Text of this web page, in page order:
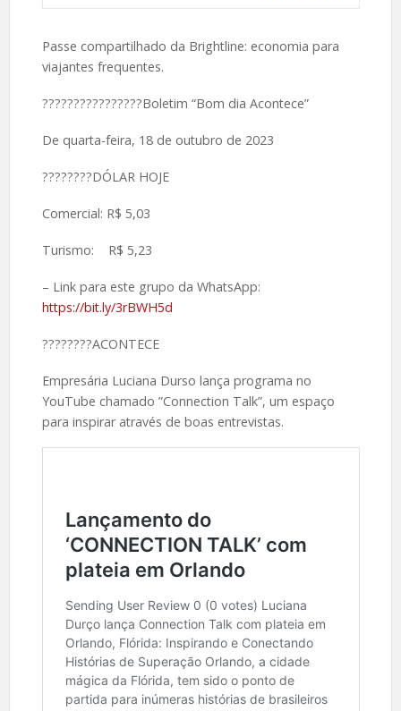
Passe compartilhado da Brightline: economia para
viajantes frequentes.
????????????????Boletim “Bom dia Acontece”
De quarta-feira, 18 de outubro de 2023
????️????DÓLAR HOJE
Comercial: R$ 5,03
Turismo: R$ 5,23
– Link para este grupo da WhatsApp:
https://bit.ly/3rBWH5d
????️????ACONTECE
Empresária Luciana Durso lança programa no
YouTube chamado ”Connection Talk”, um espaço
para inspirar através de boas entrevistas.